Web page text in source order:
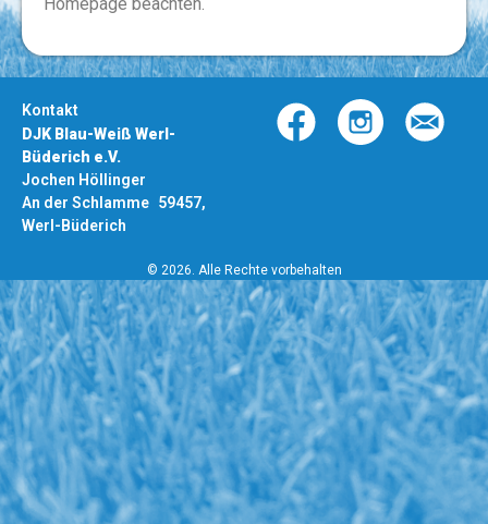
Homepage beachten.
Kontakt
DJK Blau-Weiß Werl-
Büderich e.V.
Jochen Höllinger
An der Schlamme 59457,
Werl-Büderich
© 2026. Alle Rechte vorbehalten